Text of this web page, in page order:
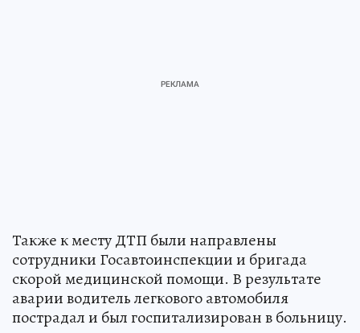
Также к месту ДТП были направлены
сотрудники Госавтоинспекции и бригада
скорой медицинской помощи. В результате
аварии водитель легкового автомобиля
пострадал и был госпитализирован в больницу.